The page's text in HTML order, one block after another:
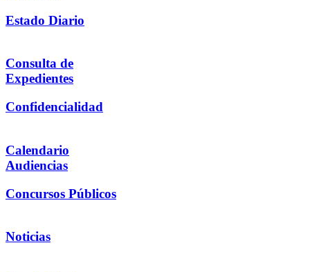
Estado Diario
Consulta de
Expedientes
Confidencialidad
Calendario
Audiencias
Concursos Públicos
Noticias